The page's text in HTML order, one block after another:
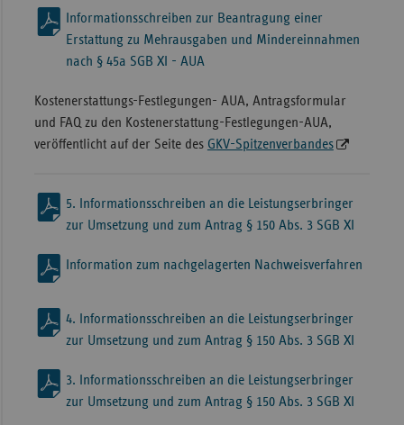
Informationsschreiben zur Beantragung einer
Erstattung zu Mehrausgaben und Mindereinnahmen
nach § 45a SGB XI - AUA
Kostenerstattungs-Festlegungen- AUA, Antragsformular
und FAQ zu den Kostenerstattung-Festlegungen-AUA,
veröffentlicht auf der Seite des GKV-Spitzenverbandes
5. Informationsschreiben an die Leistungserbringer
zur Umsetzung und zum Antrag § 150 Abs. 3 SGB XI
Information zum nachgelagerten Nachweisverfahren
4. Informationsschreiben an die Leistungserbringer
zur Umsetzung und zum Antrag § 150 Abs. 3 SGB XI
3. Informationsschreiben an die Leistungserbringer
zur Umsetzung und zum Antrag § 150 Abs. 3 SGB XI